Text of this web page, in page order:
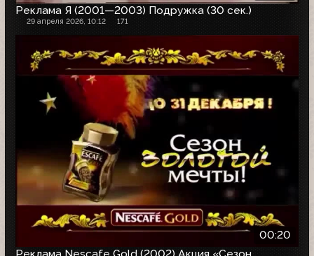
Реклама Я (2001—2003) Подружка (30 сек.)
29 апреля 2026, 10:12 171
00:20